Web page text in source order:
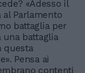
«Adesso il
al Parlamento
battaglia per
battaglia
questa
Pensa ai
contenti